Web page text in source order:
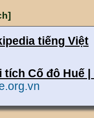
tiếng Việt
Cố đô Huế |